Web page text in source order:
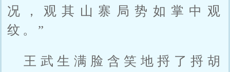
况，观其山寨局势如掌中观
纹。”
王武生满脸含笑地捋了捋胡